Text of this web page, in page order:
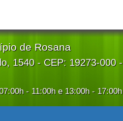
de Rosana
1540 - CEP: 19273-000 -
- 11:00h e 13:00h - 17:00h